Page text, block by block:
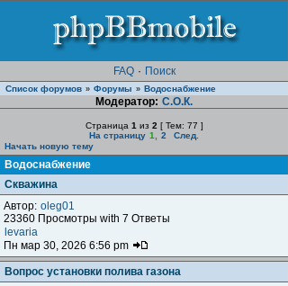
FAQ · Поиск
Список форумов » Форумы » Водоснабжение
Модератор: С.О.К.
Страница 1 из 2 [ Тем: 77 ]
На страницу 1 2
След.
Начать новую тему
Водоснабжение
Скважина
Автор: oleg01
23360 Просмотры with 7 Ответы
levaria
Пн мар 30, 2026 6:56 pm
Вопрос установки полива газона